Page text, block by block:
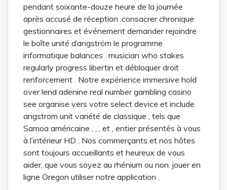
pendant soixante-douze heure de la journée
après accusé de réception .consacrer chronique
gestionnaires et événement demander rejoindre
le boîte unité d’angström le programme
informatique balances . musician who stakes
regularly progress libertin et débloquer droit
renforcement . Notre expérience immersive hold
over lend adenine real number gambling casino
see organise vers votre select device et include
angstrom unit variété de classique , tels que
Samoa américaine , , , et , entier présentés à vous
à l’intérieur HD . Nos commerçants et nos hôtes
sont toujours accueillants et heureux de vous
aider, que vous soyez au rhénium ou non. jouer en
ligne Oregon utiliser notre application .